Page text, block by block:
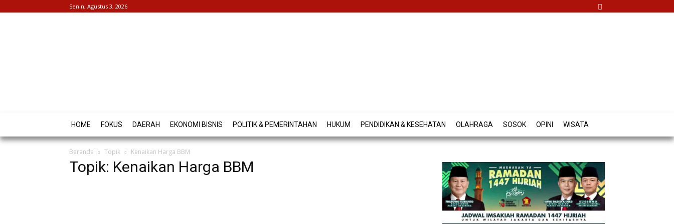
Senin, Agustus 3, 2026
HOME FOKUS DAERAH EKONOMI BISNIS POLITIK & PEMERINTAHAN HUKUM PENDIDIKAN & KESEHATAN OLAHRAGA SOSOK OPINI WISATA
Beranda Topik Kenaikan Harga BBM
Topik: Kenaikan Harga BBM